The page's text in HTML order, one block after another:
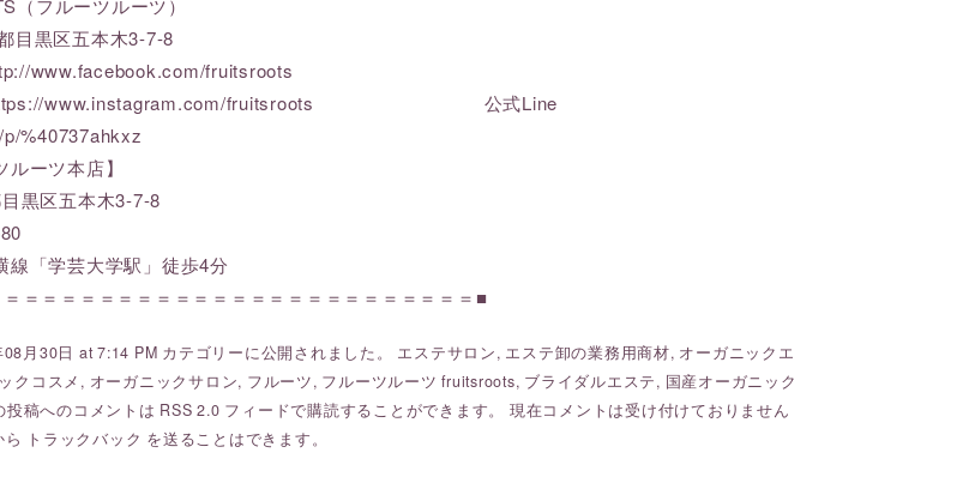
（フルーツルーツ）
目黒区五本木3-7-8
www.facebook.com/fruitsroots
https://www.instagram.com/fruitsroots 公式Line
%40737ahkxz
ーツ本店】
黒区五本木3-7-8
「学芸大学駅」徒歩4分
＝＝＝＝＝＝＝＝＝＝＝＝＝＝＝＝＝＝＝＝＝＝＝＝■
月30日 at 7:14 PM カテゴリーに公開されました。 エステサロン, エステ卸の業務用商材, オーガニックエ
クコスメ , オーガニックサロン, フルーツ, フルーツルーツ fruitsroots, ブライダルエステ, 国産オーガニック
投稿へのコメントは RSS 2.0 フィードで購読することができます。 現在コメントは受け付けておりません
トラックバック を送ることはできます。